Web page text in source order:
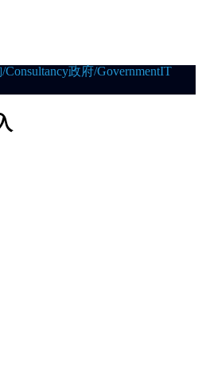
Consultancy政府/GovernmentIT